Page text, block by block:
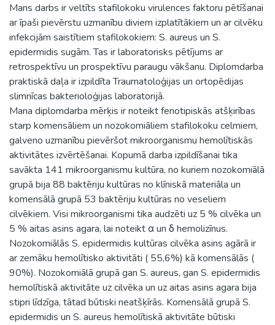
Mans darbs ir veltīts stafilokoku virulences faktoru pētīšanai
ar īpaši pievērstu uzmanību diviem izplatītākiem un ar cilvēku
infekcijām saistītiem stafilokokiem: S. aureus un S.
epidermidis sugām. Tas ir laboratorisks pētījums ar
retrospektīvu un prospektīvu paraugu vākšanu. Diplomdarba
praktiskā daļa ir izpildīta Traumatoloģijas un ortopēdijas
slimnīcas bakterioloģijas laboratorijā.
Mana diplomdarba mērķis ir noteikt fenotipiskās atšķirības
starp komensāliem un nozokomiāliem stafilokoku celmiem,
galveno uzmanību pievēršot mikroorganismu hemolītiskās
aktivitātes izvērtēšanai. Kopumā darba izpildīšanai tika
savākta 141 mikroorganismu kultūra, no kuriem nozokomiālā
grupā bija 88 baktēriju kultūras no klīniskā materiāla un
komensālā grupā 53 baktēriju kultūras no veseliem
cilvēkiem. Visi mikroorganismi tika audzēti uz 5 % cilvēka un
5 % aitas asins agara, lai noteikt α un δ hemolizīnus.
Nozokomiālās S. epidermidis kultūras cilvēka asins agārā ir
ar zemāku hemolītisko aktivitāti ( 55,6%) kā komensālās (
90%). Nozokomiālā grupā gan S. aureus, gan S. epidermidis
hemolītiskā aktivitāte uz cilvēka un uz aitas asins agara bija
stipri līdzīga, tātad būtiski neatšķīrās. Komensālā grupā S.
epidermidis un S. aureus hemolītiskā aktivitāte būtiski